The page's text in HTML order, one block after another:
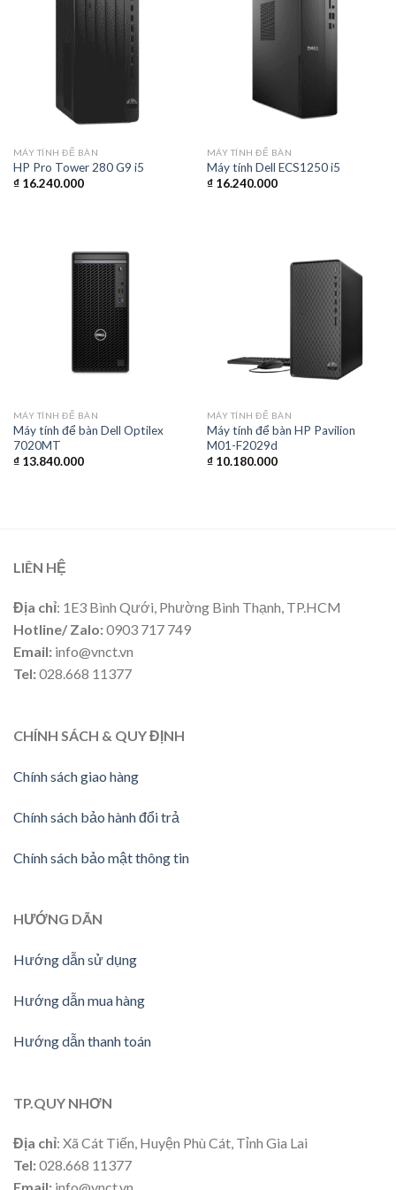
MÁY TÍNH ĐỂ BÀN
HP Pro Tower 280 G9 i5
₫16.240.000
MÁY TÍNH ĐỂ BÀN
Máy tính Dell ECS1250 i5
₫16.240.000
MÁY TÍNH ĐỂ BÀN
Máy tính để bàn Dell Optilex
7020MT
₫13.840.000
MÁY TÍNH ĐỂ BÀN
Máy tính để bàn HP Pavilion
M01-F2029d
₫10.180.000
LIÊN HỆ
Địa chỉ: 1E3 Bình Qưới, Phường Bình Thạnh, TP.HCM
Hotline/ Zalo:0903 717 749
Email: info@vnct.vn
Tel:028.668 11377
CHÍNH SÁCH & QUY ĐỊNH
Chính sách giao hàng
Chính sách bảo hành đổi trả
Chính sách bảo mật thông tin
HƯỚNG DÃN
Hướng dẫn sử dụng
Hướng dẫn mua hàng
Hướng dẫn thanh toán
TP.QUY NHƠN
Địa chỉ: Xã Cát Tiến, Huyện Phù Cát, Tỉnh Gia Lai
Tel:028.668 11377